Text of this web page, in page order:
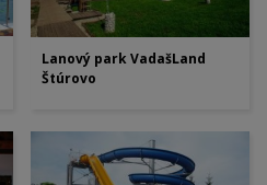
Lanový park VadašLand
Štúrovo